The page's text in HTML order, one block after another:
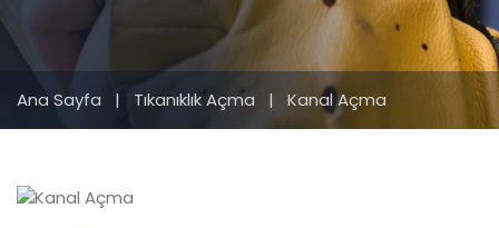
Ana Sayfa | Tıkanıklık Açma | Kanal Açma